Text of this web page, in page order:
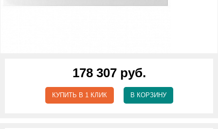
178 307 руб.
КУПИТЬ В 1 КЛИК В КОРЗИНУ